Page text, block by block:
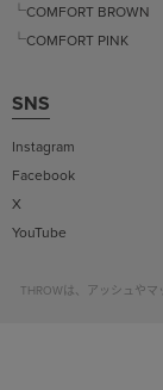
└COMFORT BROWN
└COMFORT PINK
SNS
Instagram
Facebook
X
YouTube
THROWは、アッシュや